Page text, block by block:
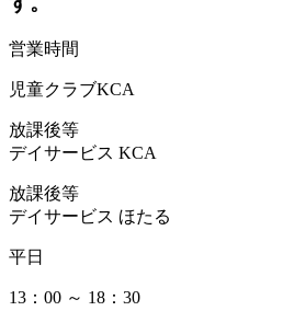
営業時間
児童クラブKCA
放課後等
デイサービス KCA
放課後等
デイサービス ほたる
平日
13：00 ～ 18：30